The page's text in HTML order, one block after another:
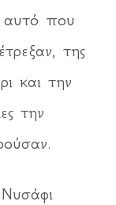
αυτό που
της
και την
την